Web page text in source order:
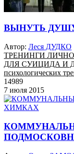
ВЫНУТЬ
Автор: Леся ДУДКО
ТРЕНИНГИ
ДЛЯ СУИЦИДА И
психологических
14989
7 июля 2015